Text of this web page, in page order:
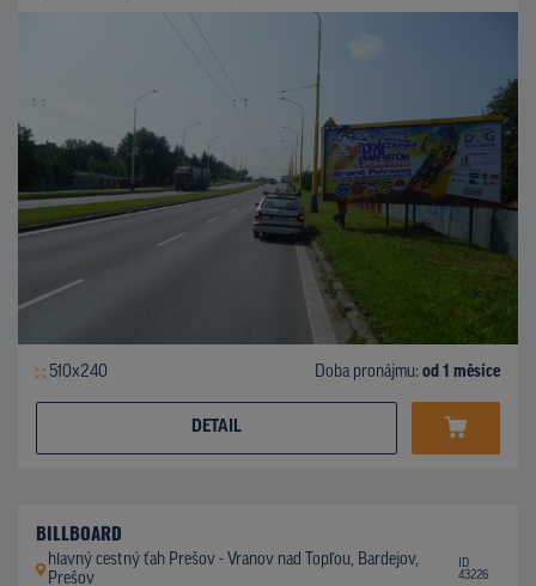
510x240 Doba pronájmu: od 1 měsíce
DETAIL
BILLBOARD
hlavný cestný ťah Prešov - Vranov nad Topľou, Bardejov,
Prešov
ID
43226